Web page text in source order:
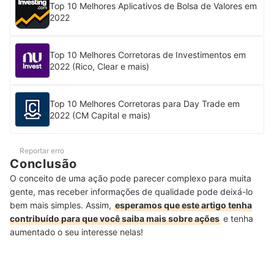
Top 10 Melhores Aplicativos de Bolsa de Valores em
2022
Top 10 Melhores Corretoras de Investimentos em
2022 (Rico, Clear e mais)
Top 10 Melhores Corretoras para Day Trade em
2022 (CM Capital e mais)
Reportar erro
Conclusão
O conceito de uma ação pode parecer complexo para muita
gente, mas receber informações de qualidade pode deixá-lo
bem mais simples. Assim, esperamos que este artigo tenha
contribuído para que você saiba mais sobre ações e tenha
aumentado o seu interesse nelas!